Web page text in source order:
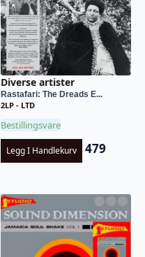
Diverse artister
Rastafari: The Dreads E...
2LP - LTD
Bestillingsvare
Legg I Handlekurv 479